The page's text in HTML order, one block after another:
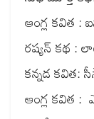
ఆంగ్ల కవిత :
రష్యన్ కథ :
కన్నడ కవిత:
ఆంగ్ల కవిత :